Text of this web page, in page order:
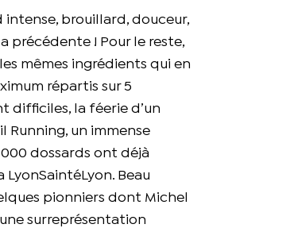
intense, brouillard, douceur,
précédente ! Pour le reste,
mêmes ingrédients qui en
répartis sur 5
difficiles, la féerie d’un
Running, un immense
dossards ont déjà
Beau
pionniers dont Michel
surreprésentation